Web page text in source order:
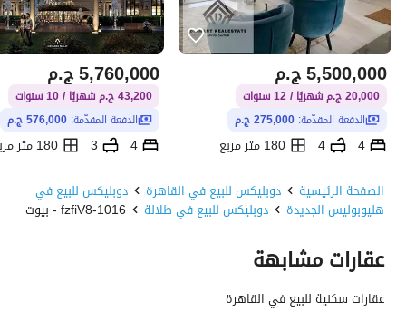
ج.م5,500,000
20,000 ج.م شهريًا / 12 سنوات
الدفعة المقدّمة: 275,000 ج.م
4
4
180 متر مربع
ج.م5,760,000
43,200 ج.م شهريًا / 10 سنوات
الدفعة المقدّمة: 576,000 ج.م
4
3
180 متر مربع
الصفحة الرئيسية
دوبليكس للبيع في القاهرة دوبليكس للبيع في
هليوبوليس الجديدة دوبليكس للبيع في طلالة 1016-fzfiV8 - بيوت
عقارات مشابهة
عقارات سكنية للبيع في القاهرة